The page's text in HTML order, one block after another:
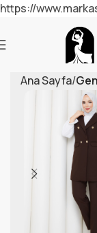
https://
Ana Sayfa